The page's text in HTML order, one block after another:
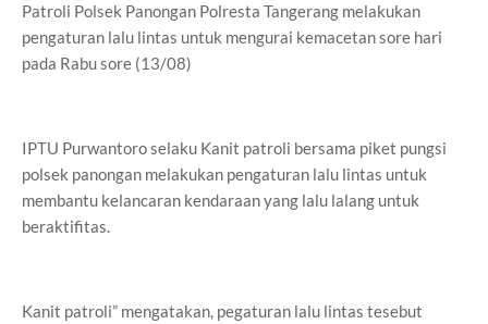
Patroli Polsek Panongan Polresta Tangerang melakukan
pengaturan lalu lintas untuk mengurai kemacetan sore hari
pada Rabu sore (13/08)
IPTU Purwantoro selaku Kanit patroli bersama piket pungsi
polsek panongan melakukan pengaturan lalu lintas untuk
membantu kelancaran kendaraan yang lalu lalang untuk
beraktifitas.
Kanit patroli” mengatakan, pegaturan lalu lintas tesebut